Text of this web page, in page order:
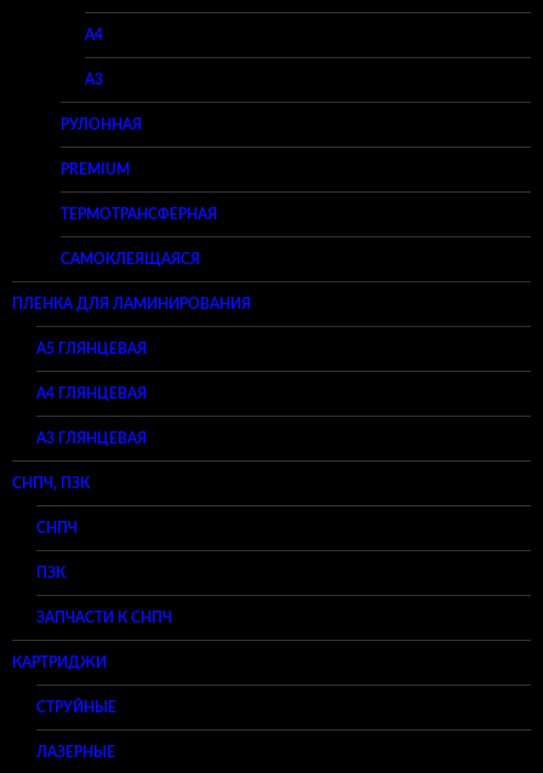
A4
A3
РУЛОННАЯ
PREMIUM
ТЕРМОТРАНСФЕРНАЯ
САМОКЛЕЯЩАЯСЯ
ПЛЕНКА ДЛЯ ЛАМИНИРОВАНИЯ
A5 ГЛЯНЦЕВАЯ
А4 ГЛЯНЦЕВАЯ
A3 ГЛЯНЦЕВАЯ
СНПЧ, ПЗК
СНПЧ
ПЗК
ЗАПЧАСТИ К СНПЧ
КАРТРИДЖИ
СТРУЙНЫЕ
ЛАЗЕРНЫЕ